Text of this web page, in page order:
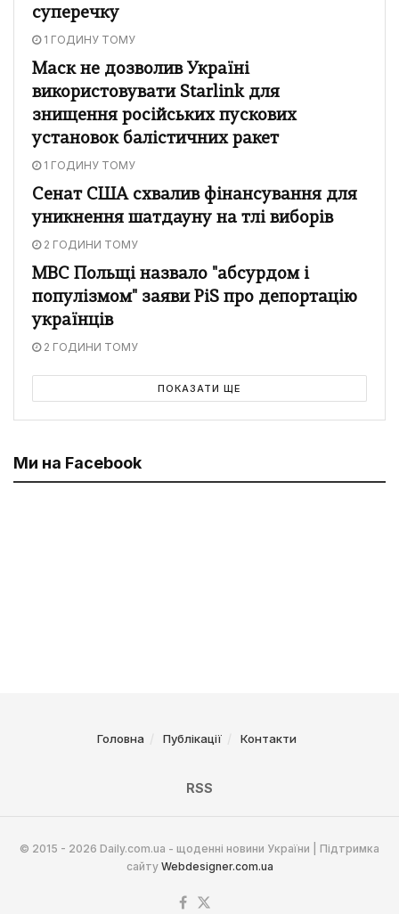
суперечку
1 ГОДИНУ ТОМУ
Маск не дозволив Україні
використовувати Starlink для
знищення російських пускових
установок балістичних ракет
1 ГОДИНУ ТОМУ
Сенат США схвалив фінансування для
уникнення шатдауну на тлі виборів
2 ГОДИНИ ТОМУ
МВС Польщі назвало "абсурдом і
популізмом" заяви PiS про депортацію
українців
2 ГОДИНИ ТОМУ
ПОКАЗАТИ ЩЕ
Ми на Facebook
Головна Публікації Контакти
RSS
© 2015 - 2026 Daily.com.ua - щоденні новини України | Підтримка
сайту Webdesigner.com.ua